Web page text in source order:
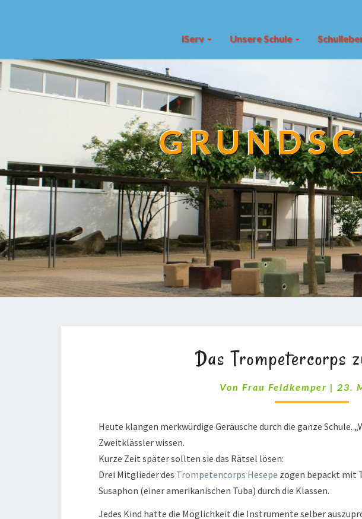
IServ Unsere Schule
ZU
Das Trompetercorps
Von Frau Feldkemper | 23.
Heute klangen merkwürdige Geräusche durch die ganze Schule.
Zweitklässler wissen.
Kurze Zeit später sollten sie das Rätsel lösen:
Drei Mitglieder des Trompetencorps Hesepe zogen bepackt mit
Susaphon (einer amerikanischen Tuba) durch die Klassen.
Jedes Kind hatte die Möglichkeit die Instrumente selber